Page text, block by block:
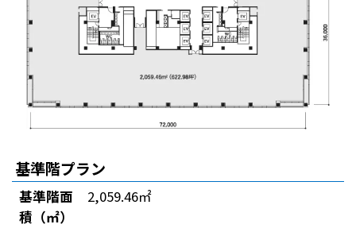
基準階プラン
基準階面
積（㎡）
2,059.46㎡